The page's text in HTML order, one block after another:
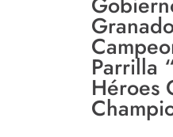
Parrilla
Héroes